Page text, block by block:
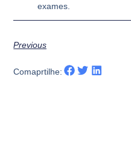
exames.
Previous
Comaprtilhe: